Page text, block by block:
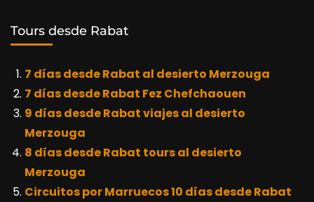
Tours desde Rabat
7 días desde Rabat al desierto Merzouga
7 días desde Rabat Fez Chefchaouen
9 días desde Rabat viajes al desierto
Merzouga
8 días desde Rabat tours al desierto
Merzouga
Circuitos por Marruecos 10 días desde Rabat